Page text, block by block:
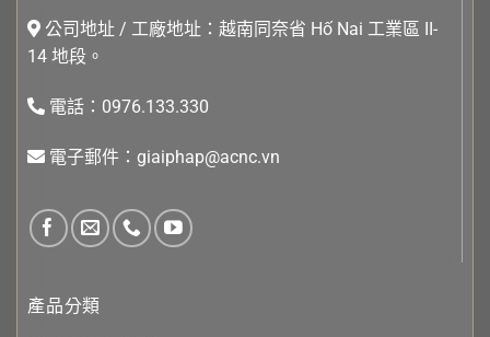
公司地址 / 工廠地址：越南同奈省 Hố Nai 工業區 II-
14 地段。
電話：0976.133.330
電子郵件：giaiphap@acnc.vn
產品分類